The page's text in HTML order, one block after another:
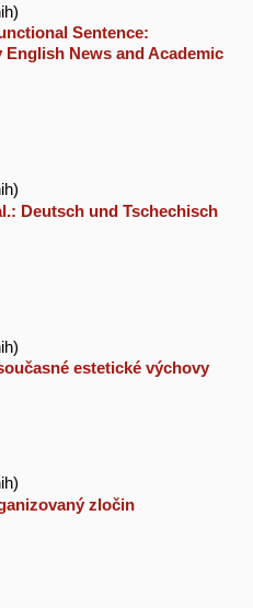
Sentence:
News and Academic
Deutsch und Tschechisch
estetické výchovy
zločin